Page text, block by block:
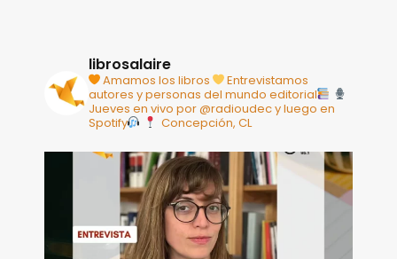
librosalaire
Amamos los libros
Entrevistamos
autores y personas del mundo editorial
Jueves en vivo por @radioudec y luego en
Spotify
Concepción, CL